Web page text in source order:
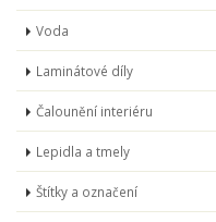
Voda
Laminátové díly
Čalounění interiéru
Lepidla a tmely
Štítky a označení